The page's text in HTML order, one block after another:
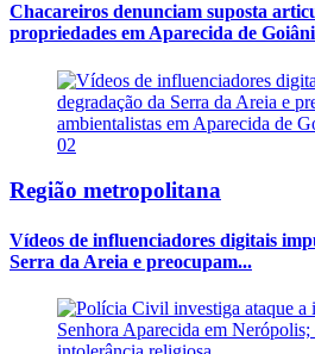
Chacareiros denunciam suposta
propriedades em Aparecida de
02
Região metropolitana
Vídeos de influenciadores digitais
Serra da Areia e preocupam...